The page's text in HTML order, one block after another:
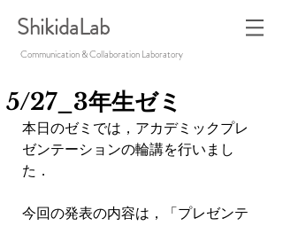
ShikidaLab
Communication & Collaboration Laboratory
5/27_3年生ゼミ
本日のゼミでは，アカデミックプレ
ゼンテーションの輪講を行いまし
た．
今回の発表の内容は，「プレゼンテ